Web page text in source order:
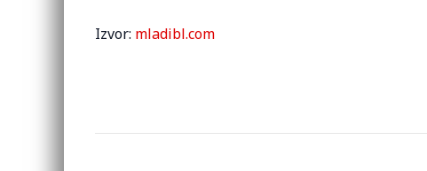
Izvor: mladibl.com